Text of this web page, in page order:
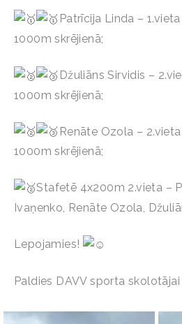
Patrīcija Linda –
1000m skrējienā;
Džuliāns Sirvidis –
1000m skrējienā;
Renāte Ozola –
1000m skrējienā;
Stafetē 4x200m 2.vieta –
Ivaņenko, Renāte Ozola,
Lepojamies!
Paldies DAVV sporta